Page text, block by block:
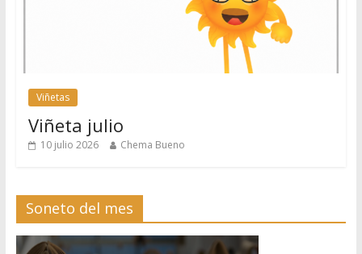
Viñetas
Viñeta julio
10 julio 2026 Chema Bueno
Soneto del mes